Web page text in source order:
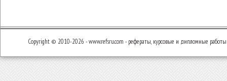
Copyright © 2010-2026 - www.refsru.com - рефераты, курсовые и дипломные работы